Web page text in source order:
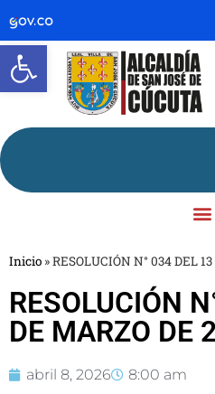
Abrir barra de
Inicio »RESOLUCIÓN N° 034 DEL
RESOLUCIÓN
DE MARZO DE
abril 8, 2026 8:00 am